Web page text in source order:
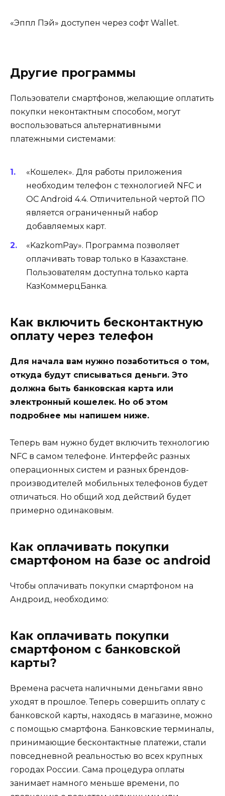
«Эппл Пэй» доступен через софт Wallet.
Другие программы
Пользователи смартфонов, желающие оплатить
покупки неконтактным способом, могут
воспользоваться альтернативными
платежными системами:
«Кошелек». Для работы приложения
необходим телефон с технологией NFC и
ОС Android 4.4. Отличительной чертой ПО
является ограниченный набор
добавляемых карт.
«KazkomPay». Программа позволяет
оплачивать товар только в Казахстане.
Пользователям доступна только карта
КазКоммерцБанка.
Как включить бесконтактную
оплату через телефон
Для начала вам нужно позаботиться о том,
откуда будут списываться деньги. Это
должна быть банковская карта или
электронный кошелек. Но об этом
подробнее мы напишем ниже.
Теперь вам нужно будет включить технологию
NFC в самом телефоне. Интерфейс разных
операционных систем и разных брендов-
производителей мобильных телефонов будет
отличаться. Но общий ход действий будет
примерно одинаковым.
Как оплачивать покупки
смартфоном на базе ос android
Чтобы оплачивать покупки смартфоном на
Андроид, необходимо:
Как оплачивать покупки
смартфоном с банковской
карты?
Времена расчета наличными деньгами явно
уходят в прошлое. Теперь совершить оплату с
банковской карты, находясь в магазине, можно
с помощью смартфона. Банковские терминалы,
принимающие бесконтактные платежи, стали
повседневной реальностью во всех крупных
городах России. Сама процедура оплаты
занимает намного меньше времени, по